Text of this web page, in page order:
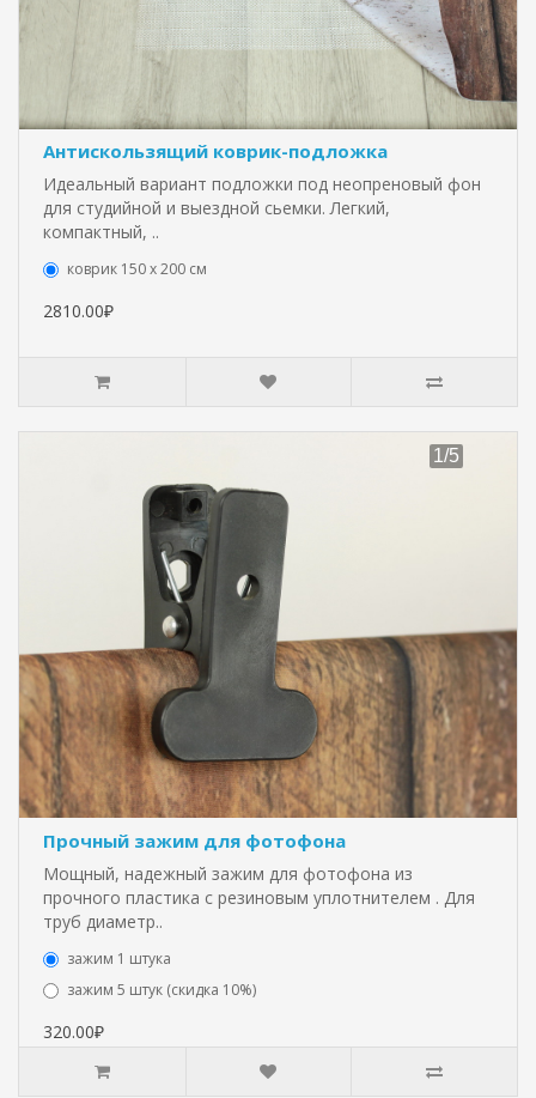
Антискользящий коврик-подложка
Идеальный вариант подложки под неопреновый фон
для студийной и выездной сьемки. Легкий,
компактный, ..
коврик 150 х 200 см
2810.00₽
Прочный зажим для фотофона
Мощный, надежный зажим для фотофона из
прочного пластика с резиновым уплотнителем . Для
труб диаметр..
зажим 1 штука
зажим 5 штук (скидка 10%)
320.00₽